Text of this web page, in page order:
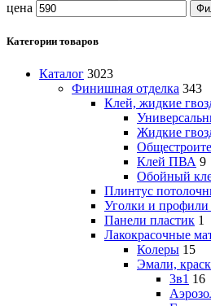
цена
Категории товаров
Каталог 3023
Финишная отделка 343
Клей, жидкие
Жидкие
Клей ПВА 9
Обойный
Плинтус
Уголки и профили
Панели пластик 1
Лакокрасочные
Колеры 15
Эмали,
3в1 16